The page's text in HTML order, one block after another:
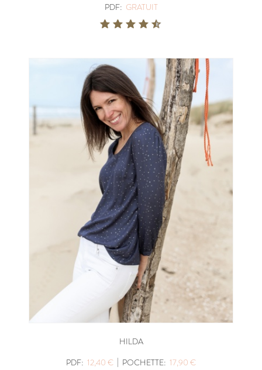
PDF: GRATUIT
HILDA
PDF: 12,40 € | POCHETTE: 17,90 €